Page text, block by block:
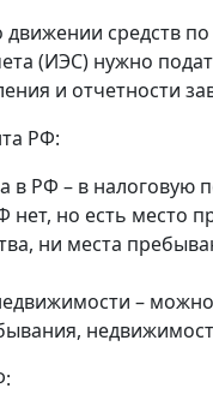
средств
(ИЭС) нужно
и отчетности
РФ:
в РФ – в налоговую
нет, но есть место
ни места
–